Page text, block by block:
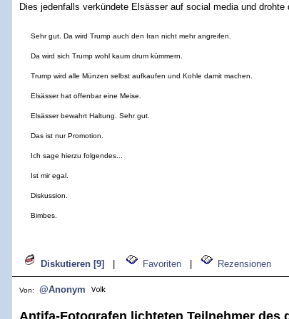
Dies jedenfalls verkündete Elsässer auf social media und
Sehr gut. Da wird Trump auch den Iran nicht mehr angreifen.
Da wird sich Trump wohl kaum drum kümmern.
Trump wird alle Münzen selbst aufkaufen und Kohle damit machen.
Elsässer hat offenbar eine Meise.
Elsässer bewahrt Haltung. Sehr gut.
Das ist nur Promotion.
Ich sage hierzu folgendes...
Ist mir egal.
Diskussion.
Bimbes.
Diskutieren [9] Favoriten Rezensionen
Von: @Anonym
Antifa-Fotografen lichteten Teilnehmer des